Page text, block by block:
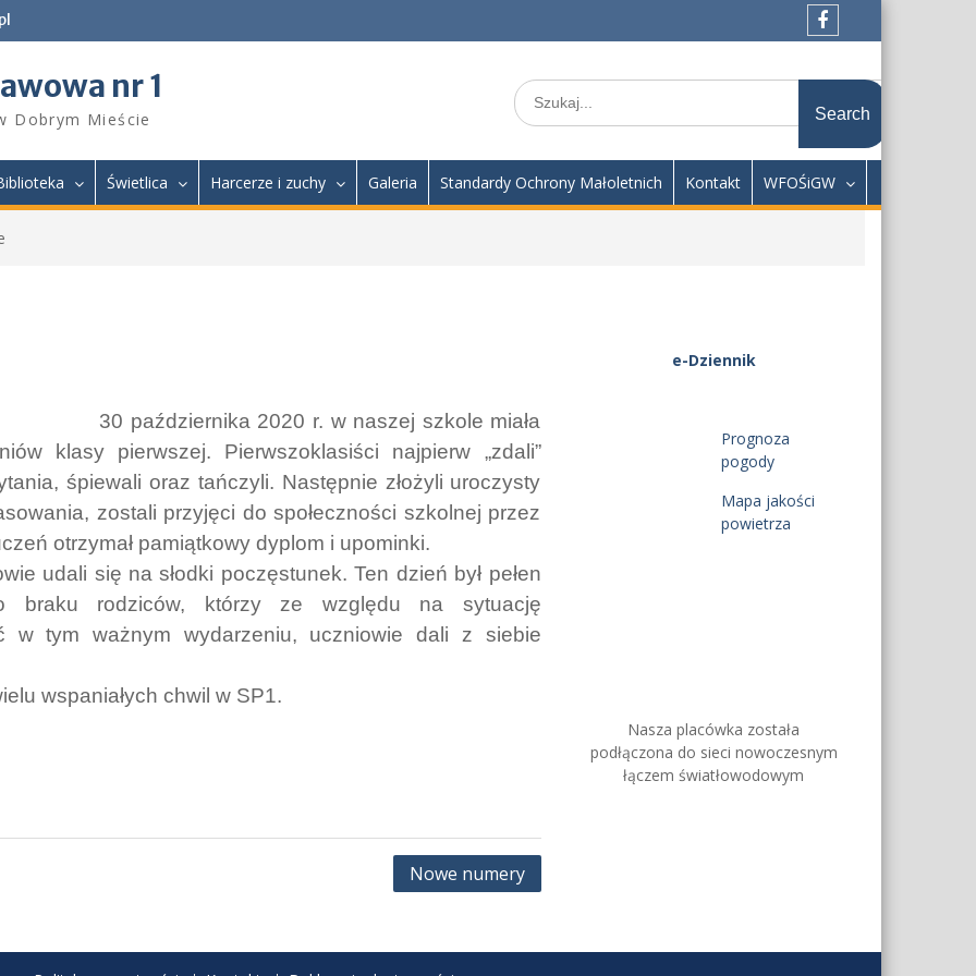
Facebook
nr 1
Dobrym Mieście
Search
for:
Świetlica Harcerze i zuchy Galeria Standardy Ochrony Małoletnich Kontakt WFOŚiGW
30 października 2020 r. w naszej szkole miała
klasy pierwszej. Pierwszoklasiści najpierw „zdali”
śpiewali oraz tańczyli. Następnie złożyli uroczysty
zostali przyjęci do społeczności szkolnej przez
otrzymał pamiątkowy dyplom i upominki.
udali się na słodki poczęstunek. Ten dzień był pełen
braku rodziców, którzy ze względu na sytuację
w tym ważnym wydarzeniu, uczniowie dali z siebie
wspaniałych chwil w SP1.
Nowe numery
e-Dziennik
Prognoza
pogody
Mapa jakości
powietrza
Nasza placówka została
podłączona do sieci nowoczesnym
łączem światłowodowym